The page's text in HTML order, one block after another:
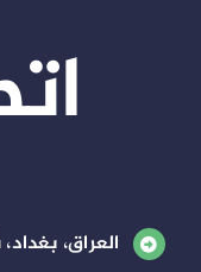
العراق،